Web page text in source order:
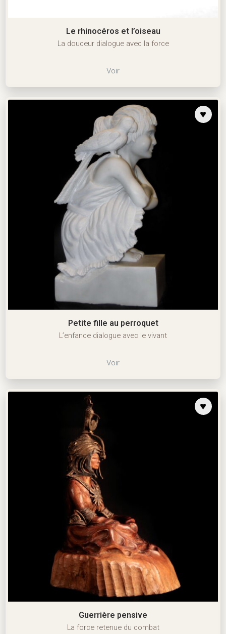
Le rhinocéros et l’oiseau
La douceur dialogue avec la force
Voir
Petite fille au perroquet
L’enfance dialogue avec le vivant
Voir
Guerrière pensive
La force retenue du combat